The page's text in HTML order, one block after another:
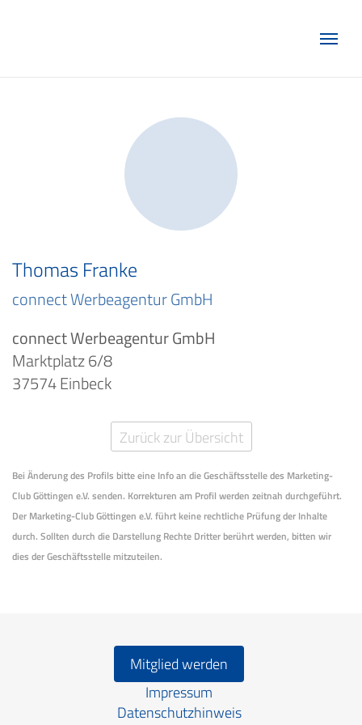
Thomas Franke
connect Werbeagentur GmbH
connect Werbeagentur GmbH
Marktplatz 6/8
37574 Einbeck
Zurück zur Übersicht
Bei Änderung des Profils bitte eine Info an die Geschäftsstelle des Marketing-
Club Göttingen e.V. senden. Korrekturen am Profil werden zeitnah durchgeführt.
Der Marketing-Club Göttingen e.V. führt keine rechtliche Prüfung der Inhalte
durch. Sollten durch die Darstellung Rechte Dritter berührt werden, bitten wir
dies der Geschäftsstelle mitzuteilen.
Mitglied werden
Impressum
Datenschutzhinweis